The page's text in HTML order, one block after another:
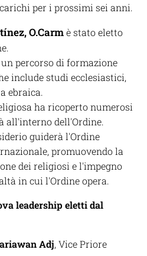
per i prossimi sei anni.
O.Carmè stato eletto
percorso di formazione
include studi ecclesiastici,
ebraica.
ha ricoperto numerosi
all'interno dell'Ordine.
guiderà l'Ordine
promuovendo la
dei religiosi e l'impegno
in cui l'Ordine opera.
leadership eletti dal
Adj, Vice Priore